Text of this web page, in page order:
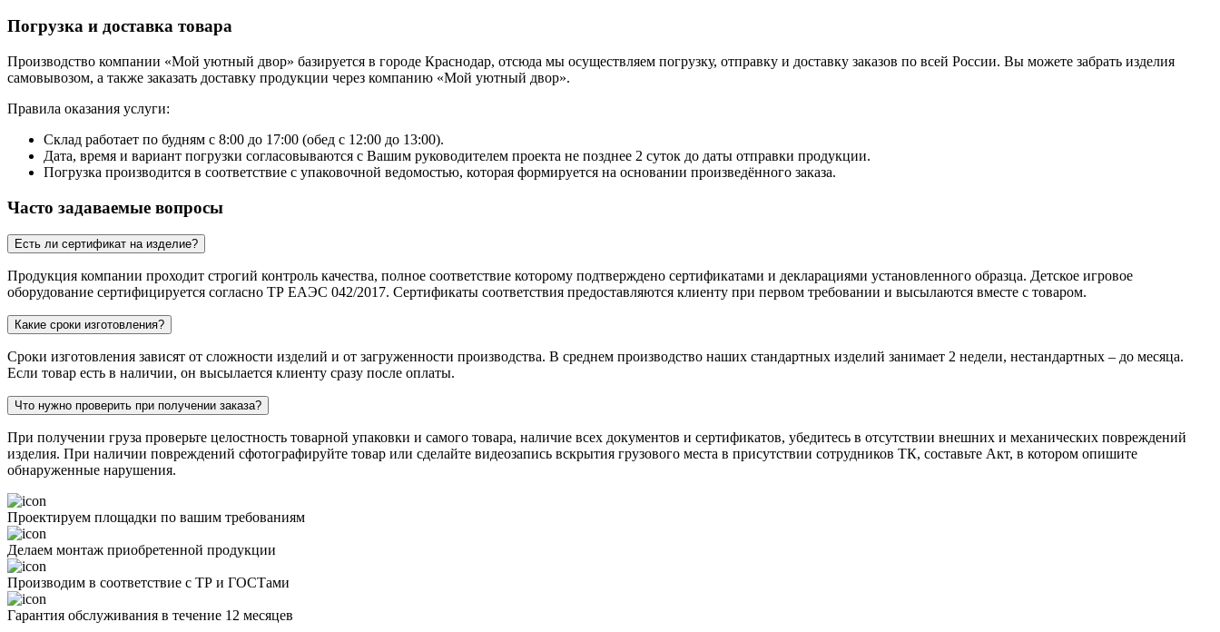
Погрузка и доставка товара
Производство компании «Мой уютный двор» базируется в городе Краснодар, отсюда мы осуществляем погрузку, отправку и доставку заказов по всей России. Вы можете забрать изделия
самовывозом, а также заказать доставку продукции через компанию «Мой уютный двор».
Правила оказания услуги:
Склад работает по будням с 8:00 до 17:00 (обед с 12:00 до 13:00).
Дата, время и вариант погрузки согласовываются с Вашим руководителем проекта не позднее 2 суток до даты отправки продукции.
Погрузка производится в соответствие с упаковочной ведомостью, которая формируется на основании произведённого заказа.
Часто задаваемые вопросы
Есть ли сертификат на изделие?
Продукция компании проходит строгий контроль качества, полное соответствие которому подтверждено сертификатами и декларациями установленного образца. Детское игровое
оборудование сертифицируется согласно ТР ЕАЭС 042/2017. Сертификаты соответствия предоставляются клиенту при первом требовании и высылаются вместе с товаром.
Какие сроки изготовления?
Сроки изготовления зависят от сложности изделий и от загруженности производства. В среднем производство наших стандартных изделий занимает 2 недели, нестандартных – до месяца.
Если товар есть в наличии, он высылается клиенту сразу после оплаты.
Что нужно проверить при получении заказа?
При получении груза проверьте целостность товарной упаковки и самого товара, наличие всех документов и сертификатов, убедитесь в отсутствии внешних и механических повреждений
изделия. При наличии повреждений сфотографируйте товар или сделайте видеозапись вскрытия грузового места в присутствии сотрудников ТК, составьте Акт, в котором опишите
обнаруженные нарушения.
Проектируем площадки по вашим требованиям
Делаем монтаж приобретенной продукции
Производим в соответствие с ТР и ГОСТами
Гарантия обслуживания в течение 12 месяцев